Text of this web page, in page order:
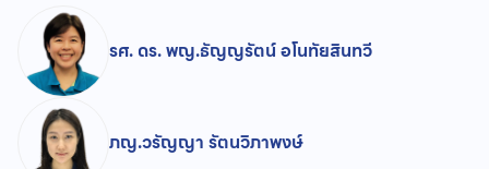
รศ. ดร. พญ.ธัญญรัตน์ อโนทัยสินทวี
ภญ.วรัญญา รัตนวิภาพงษ์